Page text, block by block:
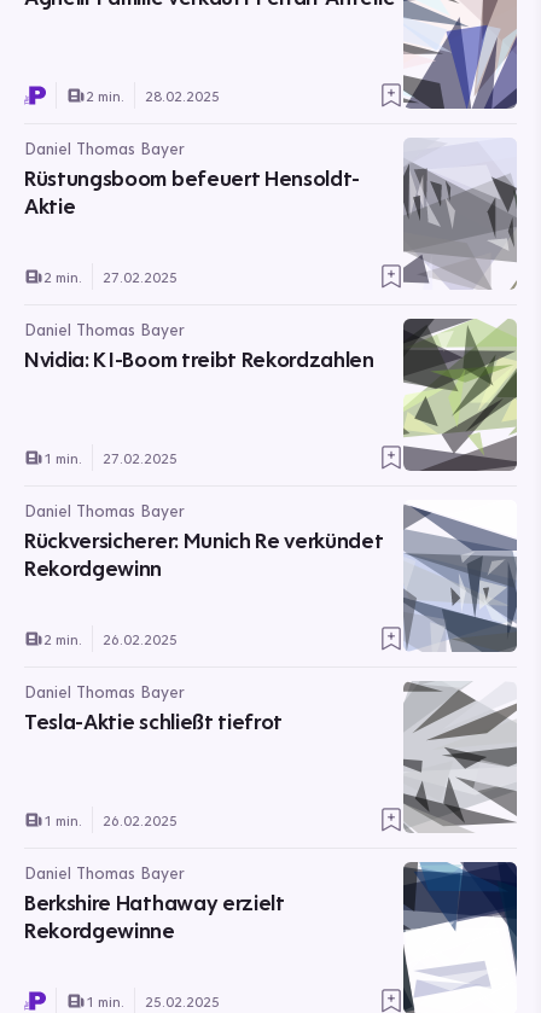
2 min. 28.02.2025
Daniel Thomas Bayer
Rüstungsboom befeuert Hensoldt-
Aktie
2 min. 27.02.2025
Daniel Thomas Bayer
Nvidia: KI-Boom treibt Rekordzahlen
1 min. 27.02.2025
Daniel Thomas Bayer
Rückversicherer: Munich Re verkündet
Rekordgewinn
2 min. 26.02.2025
Daniel Thomas Bayer
Tesla-Aktie schließt tiefrot
1 min. 26.02.2025
Daniel Thomas Bayer
Berkshire Hathaway erzielt
Rekordgewinne
1 min. 25.02.2025